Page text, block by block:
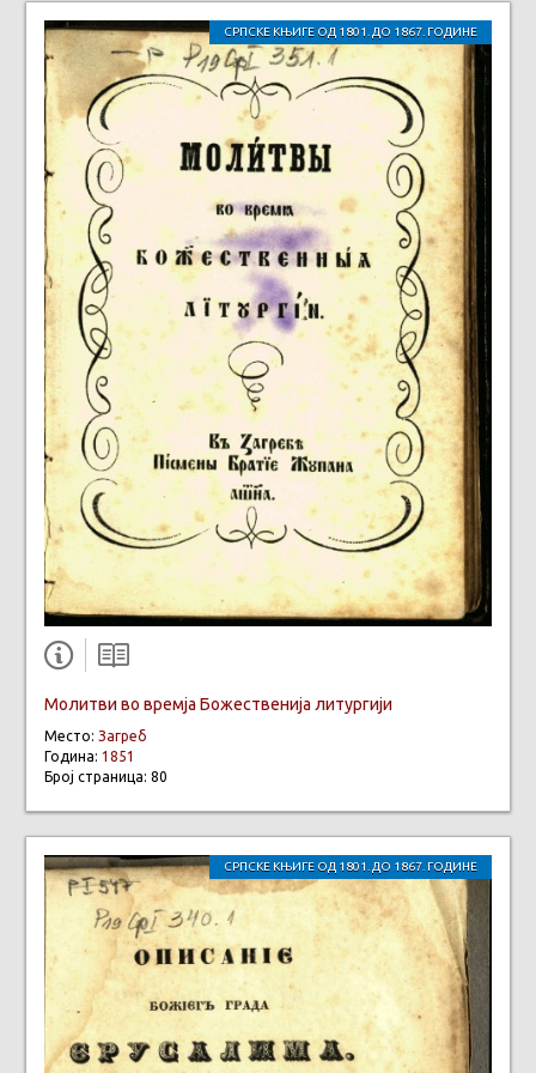
СРПСКЕ КЊИГЕ ОД 1801. ДО 1867. ГОДИНЕ
Молитви во времја Божественија литургији
Место: Загреб
Година: 1851
Број страница: 80
СРПСКЕ КЊИГЕ ОД 1801. ДО 1867. ГОДИНЕ